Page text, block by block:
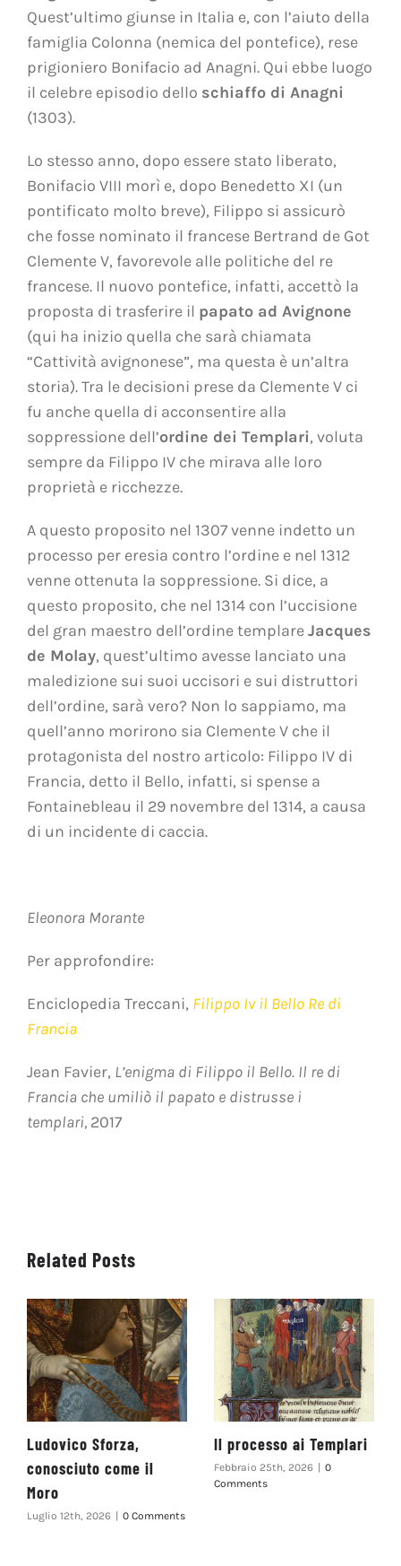
Quest’ultimo giunse in Italia e, con l’aiuto della
famiglia Colonna (nemica del pontefice), rese
prigioniero Bonifacio ad Anagni. Qui ebbe luogo
il celebre episodio dello schiaffo di Anagni
(1303).
Lo stesso anno, dopo essere stato liberato,
Bonifacio VIII morì e, dopo Benedetto XI (un
pontificato molto breve), Filippo si assicurò
che fosse nominato il francese Bertrand de Got
Clemente V, favorevole alle politiche del re
francese. Il nuovo pontefice, infatti, accettò la
proposta di trasferire il papato ad Avignone
(qui ha inizio quella che sarà chiamata
“Cattività avignonese”, ma questa è un’altra
storia). Tra le decisioni prese da Clemente V ci
fu anche quella di acconsentire alla
soppressione dell’ordine dei Templari, voluta
sempre da Filippo IV che mirava alle loro
proprietà e ricchezze.
A questo proposito nel 1307 venne indetto un
processo per eresia contro l’ordine e nel 1312
venne ottenuta la soppressione. Si dice, a
questo proposito, che nel 1314 con l’uccisione
del gran maestro dell’ordine templareJacques
de Molay, quest’ultimo avesse lanciato una
maledizione sui suoi uccisori e sui distruttori
dell’ordine, sarà vero? Non lo sappiamo, ma
quell’anno morirono sia Clemente V che il
protagonista del nostro articolo: Filippo IV di
Francia, detto il Bello, infatti, si spense a
Fontainebleau il 29 novembre del 1314, a causa
di un incidente di caccia.
Eleonora Morante
Per approfondire:
Enciclopedia Treccani, Filippo Iv il Bello Re di
Francia
Jean Favier, L’enigma di Filippo il Bello. Il re di
Francia che umiliò il papato e distrusse i
templari, 2017
Related Posts
Ludovico Sforza,
conosciuto come il
Moro
Luglio 12th, 2026 | 0 Comments
Il processo ai Templari
Febbraio 25th, 2026 | 0
Comments